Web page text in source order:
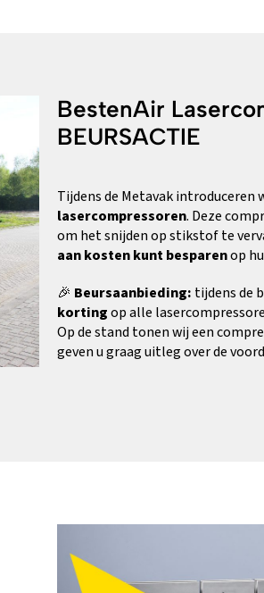
BestenAir
BEURSACTIE
Tijdens de Metavak introduceren
lasercompressoren. Deze
om het snijden op stikstof te
aan kosten kunt besparenop
🎉 Beursaanbieding: tijdens de
kortingop alle
Op de stand tonen wij een
geven u graag uitleg over de